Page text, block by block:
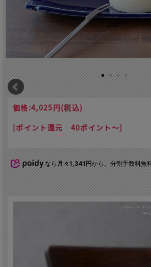
価格:4,025円(税込)
[ポイント還元 40ポイント～]
なら月々1,341円から。分割手数料無